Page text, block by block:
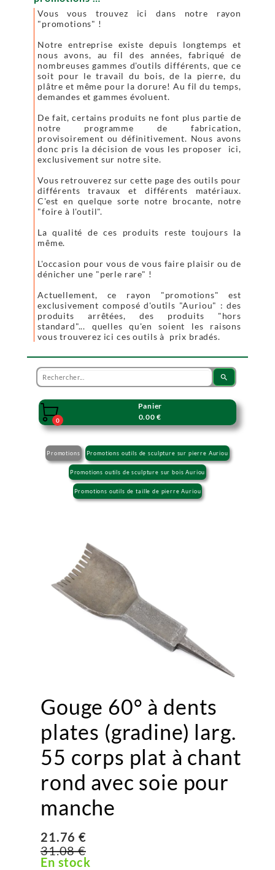
Vous vous trouvez ici dans notre rayon
"promotions" !
Notre entreprise existe depuis longtemps et
nous avons, au fil des années, fabriqué de
nombreuses gammes d'outils différents, que ce
soit pour le travail du bois, de la pierre, du
plâtre et même pour la dorure! Au fil du temps,
demandes et gammes évoluent.
De fait, certains produits ne font plus partie de
notre programme de fabrication,
provisoirement ou définitivement. Nous avons
donc pris la décision de vous les proposer ici,
exclusivement sur notre site.
Vous retrouverez sur cette page des outils pour
différents travaux et différents matériaux.
C'est en quelque sorte notre brocante, notre
"foire à l'outil".
La qualité de ces produits reste toujours la
même.
L'occasion pour vous de vous faire plaisir ou de
dénicher une "perle rare" !
Actuellement, ce rayon "promotions" est
exclusivement composé d'outils "Auriou" : des
produits arrêtées, des produits "hors
standard"... quelles qu'en soient les raisons
vous trouverez ici ces outils à prix bradés.
search

0
Panier
0.00 €
Promotions Promotions outils de sculpture sur pierre Auriou
Promotions outils de sculpture sur bois Auriou
Promotions outils de taille de pierre Auriou
Gouge 60° à dents
plates (gradine) larg.
55 corps plat à chant
rond avec soie pour
manche
21.76 €
31.08 €
En stock